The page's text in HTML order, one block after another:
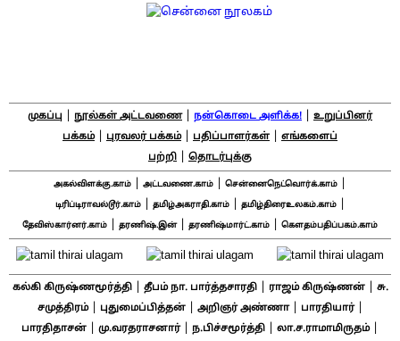
முகப்பு நூல்கள் அட்டவணை| நன்கொடை அளிக்க!
உறுப்பினர்
பக்கம்| புரவலர் பக்கம்| பதிப்பாளர்கள்
எங்களைப்
பற்றி
தொடர்புக்கு
அகல்விளக்கு.காம் அட்டவணை.காம் சென்னைநெட்வொர்க்.காம்
டிரிப்டிராவல்டூர்.காம்| தமிழ்அகராதி.காம்| தமிழ்திரைஉலகம்.காம்|
தேவிஸ்கார்னர்.காம் தரணிஷ்.இன்| தரணிஷ்மார்ட்.காம் கௌதம்பதிப்பகம்.காம்
கல்கி கிருஷ்ணமூர்த்தி| தீபம் நா. பார்த்தசாரதி| ராஜம் கிருஷ்ணன்|
சு.
சமுத்திரம்| புதுமைப்பித்தன்| அறிஞர் அண்ணா| பாரதியார்|
பாரதிதாசன் மு.வரதராசனார்| ந.பிச்சமூர்த்தி லா.ச.ராமாமிருதம்|